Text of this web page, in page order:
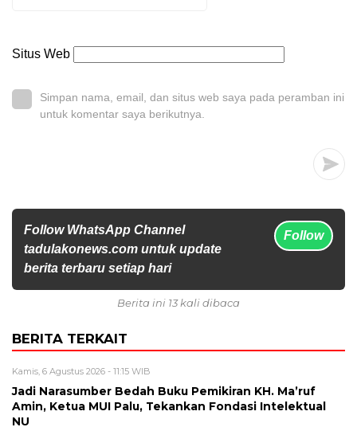
Situs Web
Simpan nama, email, dan situs web saya pada peramban ini
untuk komentar saya berikutnya.
Follow WhatsApp Channel
tadulakonews.com untuk update
berita terbaru setiap hari
Follow
Berita ini 13 kali dibaca
BERITA TERKAIT
Kamis, 6 Agustus 2026 - 11:15 WIB
Jadi Narasumber Bedah Buku Pemikiran KH. Ma’ruf
Amin, Ketua MUI Palu, Tekankan Fondasi Intelektual
NU